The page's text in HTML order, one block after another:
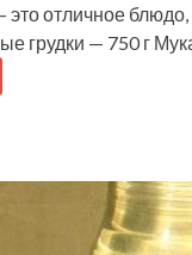
отличное блюдо,
грудки — 750 г